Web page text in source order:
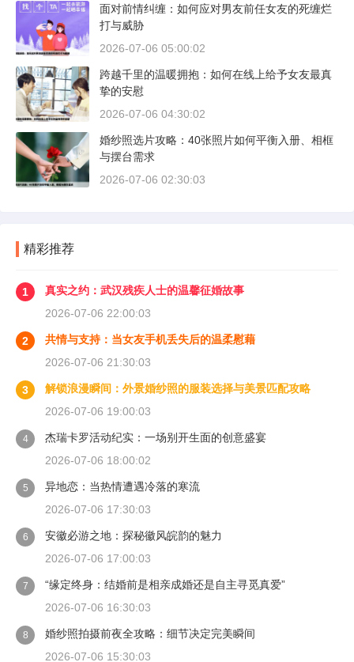
面对前情纠缠：如何应对男友前任女友的死缠烂
打与威胁
2026-07-06 05:00:02
跨越千里的温暖拥抱：如何在线上给予女友最真
挚的安慰
2026-07-06 04:30:02
婚纱照选片攻略：40张照片如何平衡入册、相框
与摆台需求
2026-07-06 02:30:03
精彩推荐
1
真实之约：武汉残疾人士的温馨征婚故事
2026-07-06 22:00:03
2
共情与支持：当女友手机丢失后的温柔慰藉
2026-07-06 21:30:03
3
解锁浪漫瞬间：外景婚纱照的服装选择与美景匹配攻略
2026-07-06 19:00:03
4
杰瑞卡罗活动纪实：一场别开生面的创意盛宴
2026-07-06 18:00:02
5
异地恋：当热情遭遇冷落的寒流
2026-07-06 17:30:03
6
安徽必游之地：探秘徽风皖韵的魅力
2026-07-06 17:00:03
7
“缘定终身：结婚前是相亲成婚还是自主寻觅真爱”
2026-07-06 16:30:03
8
婚纱照拍摄前夜全攻略：细节决定完美瞬间
2026-07-06 15:30:03